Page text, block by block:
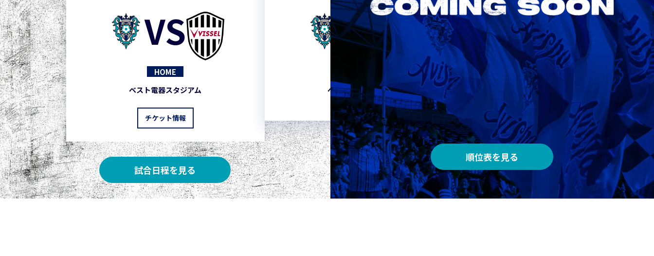
VS
HOME
ベスト電器スタジアム
チケット情報
VS
ベスト電器スタジアム
VS
AWAY
メルカリスタジアム
試合日程を見る
順位表を見る